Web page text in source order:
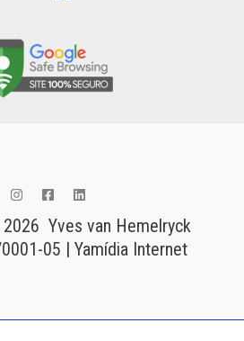
Yves van Hemelryck
05 | Yamídia Internet